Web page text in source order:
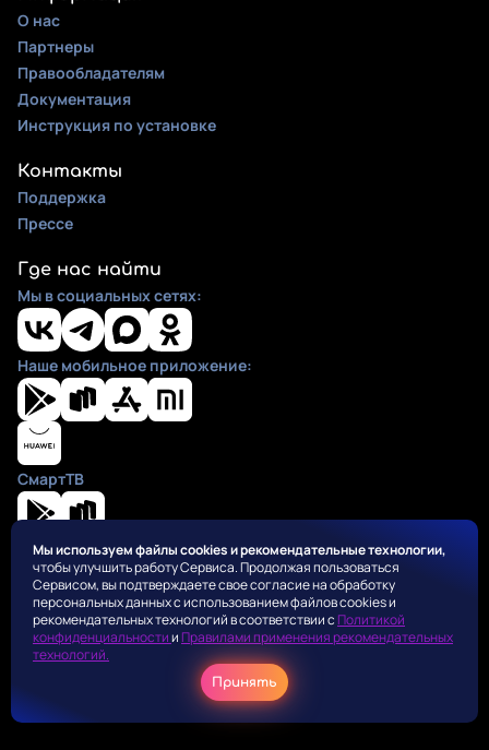
О нас
Партнеры
Правообладателям
Документация
Инструкция по установке
Контакты
Поддержка
Прессе
Где нас найти
Мы в социальных сетях:
Наше мобильное приложение:
СмартТВ
Положения
Пользовательское соглашение
Политика конфиденциальности
Правила применения рекомендательных алгоритмов
Оферта для правообладателей
Соглашение на получение рекламных рассылок
Мы используем файлы cookies и рекомендательные технологии,
чтобы улучшить работу Сервиса. Продолжая пользоваться
Сервисом, вы подтверждаете свое согласие на обработку
персональных данных с использованием файлов cookies и
рекомендательных технологий в соответствии с Политикой
конфиденциальностии Правилами применения рекомендательных
технологий.
Принять